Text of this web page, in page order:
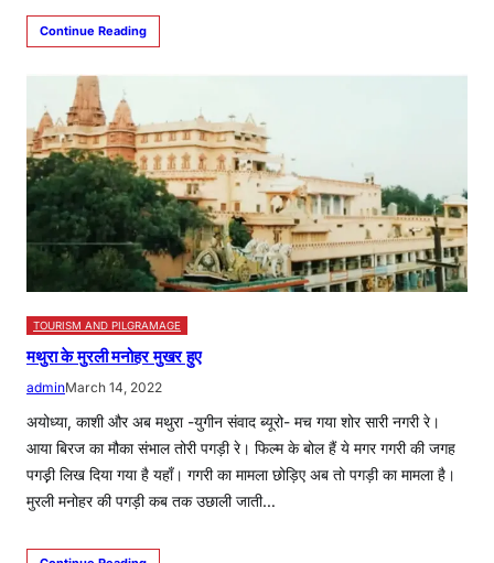
Continue Reading
TOURISM AND PILGRAMAGE
मथुरा के मुरली मनोहर मुखर हुए
adminMarch 14, 2022
अयोध्या, काशी और अब मथुरा -युगीन संवाद ब्यूरो- मच गया शोर सारी नगरी रे।
आया बिरज का मौका संभाल तोरी पगड़ी रे। फिल्म के बोल हैं ये मगर गगरी की जगह
पगड़़ी लिख दिया गया है यहाँ। गगरी का मामला छोड़िए अब तो पगड़ी का मामला है।
मुरली मनोहर की पगड़ी कब तक उछाली जाती…